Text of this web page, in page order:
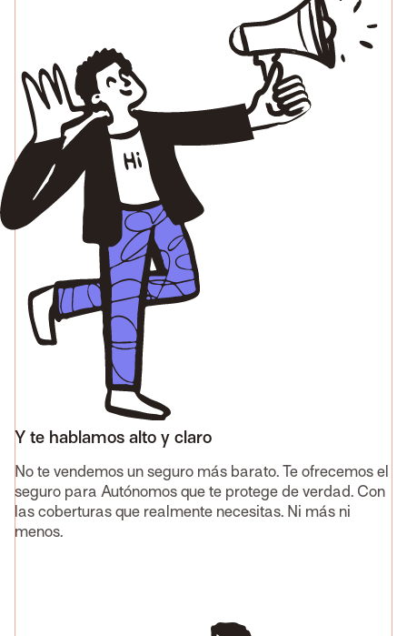
Y te hablamos alto y claro
No te vendemos un seguro más barato. Te ofrecemos el
seguro para Autónomos que te protege de verdad. Con
las coberturas que realmente necesitas. Ni más ni
menos.